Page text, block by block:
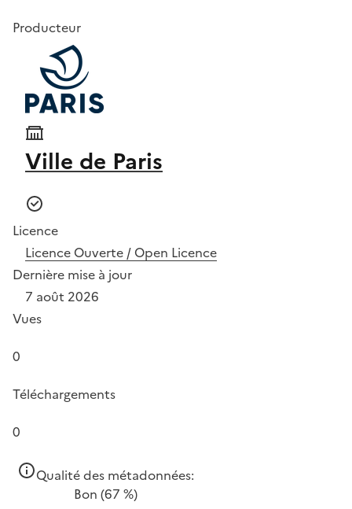
Producteur
Ville de Paris
Licence
Licence Ouverte / Open Licence
Dernière mise à jour
7 août 2026
Vues
0
Téléchargements
0
Qualité des métadonnées:
Bon (67 %)